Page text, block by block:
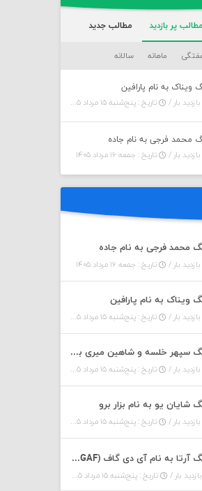
مطالب پر بازدید مطالب جدید
ماهانه سالانه
ویناک به نام پارافین
تاریخ : پنج‌شنبه ۱۵ مرداد ۱۴۰۵
محمد فرجی به نام جاده
تاریخ : جمعه ۱۶ مرداد ۱۴۰۵
محمد فرجی به نام جاده
تاریخ : جمعه ۱۶ مرداد ۱۴۰۵
ویناک به نام پارافین
تاریخ : پنج‌شنبه ۱۵ مرداد ۱۴۰۵
دانلود آهنگ سپهر خلسه و شاهین میری به نام تراپی
تاریخ : پنج‌شنبه ۱۵ مرداد ۱۴۰۵
شایان یو به نام بزار برو
تاریخ : پنج‌شنبه ۱۵ مرداد ۱۴۰۵
دانلود آهنگ آرتا به نام آی دی گاف (IDGAF)
تاریخ : پنج‌شنبه ۱۵ مرداد ۱۴۰۵